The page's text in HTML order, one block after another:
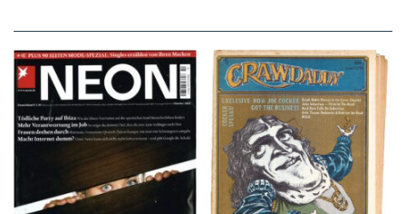
NEON – OKTOBER
2008
Crawdaddy – June/11/72